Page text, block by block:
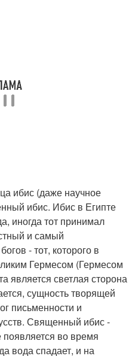
ибис (даже научное
ибис. Ибис в Египте
иногда тот принимал
и самый
- тот, которого в
Гермесом (Гермесом
является светлая сторона
сущность творящей
письменности и
Священный ибис -
появляется во время
вода спадает, и на